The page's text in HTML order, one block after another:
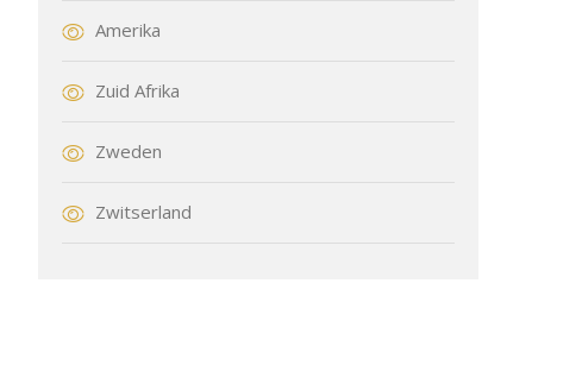
Amerika
Zuid Afrika
Zweden
Zwitserland